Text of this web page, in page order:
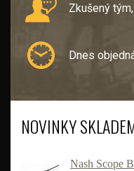
Zkušený
Dnes
NOVINKY
Nash Scope